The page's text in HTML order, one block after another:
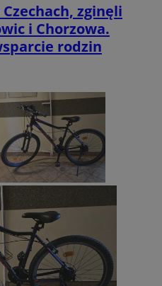
zginęli
i Chorzowa.
rodzin